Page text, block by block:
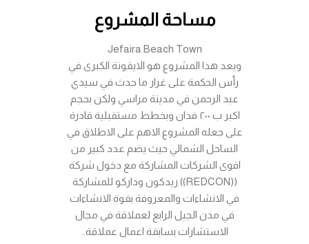
مساحة المشروع
Jefaira Beach Town
ويعد هذا المشروع هو الايقونة الكبرى في
رأس الحكمة على غرار ما حدث في سيدي
عبد الرحمن في مدينة مراسي ولكن بحجم
اكبر ب ٢٠٠ فدان وبخطط مستقبلية قادرة
على جعله المشروع الاهم على الاطلاق في
الساحل الشمالي حيث يضم عدد كبير من
اقوى الشركات المشاركة مع دخول شركة
((REDCON)) ريدكون وداركو للمشاركة
في الانشاءات والمعروفة بقوة الانشاءات
في مدن الجيل الرابع لعملاقة في مجال
الاستشارات بسابقة اعمال عملاقة..